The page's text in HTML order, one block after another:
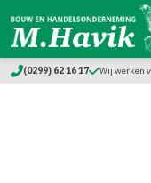
(0299) 62 16 17 Wij werken